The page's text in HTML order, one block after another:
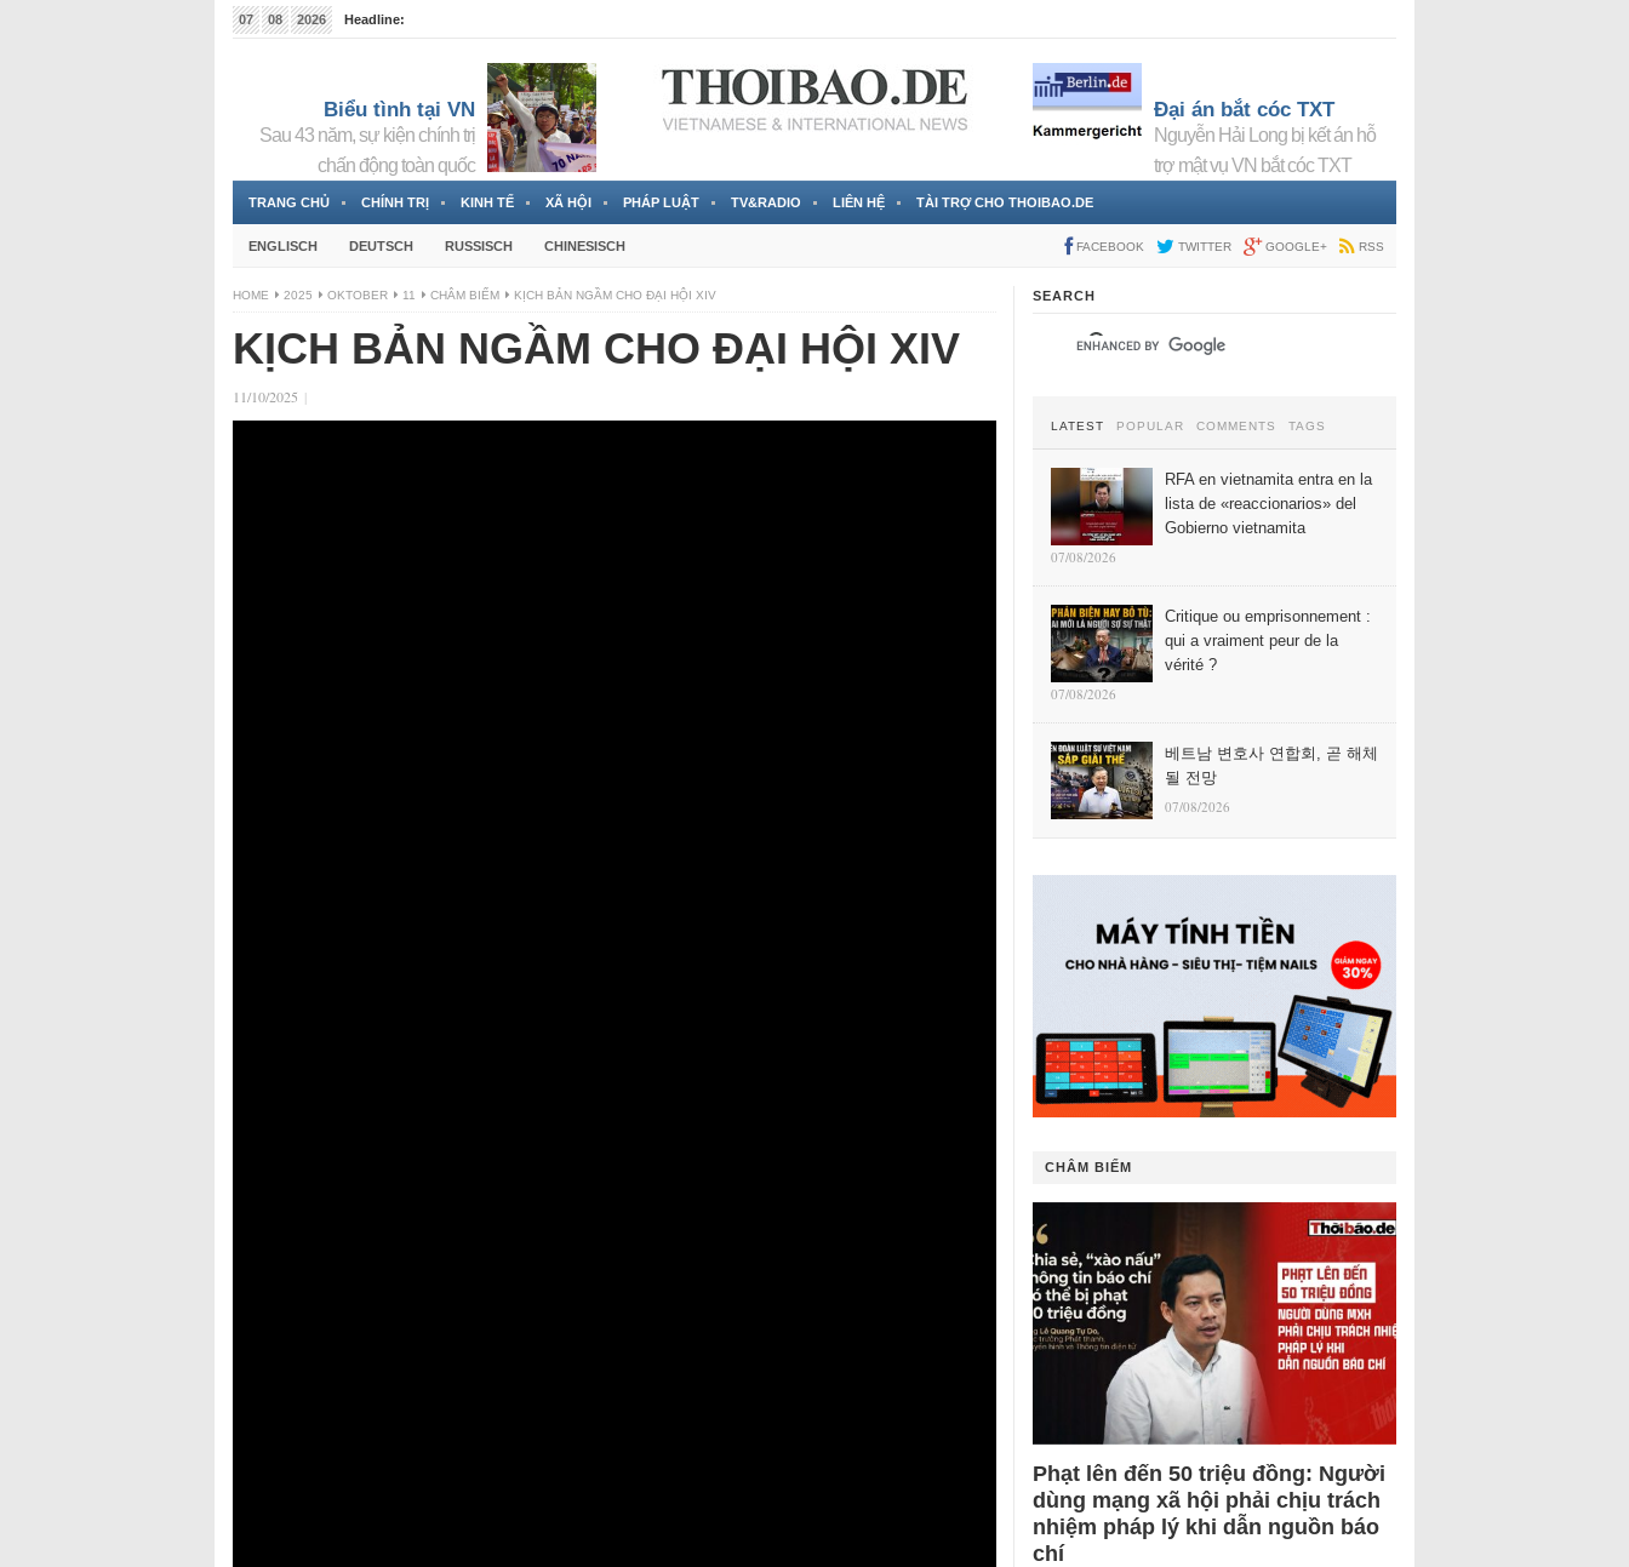
07 08 2026
Headline:
Biểu tình tại VN
Sau 43 năm, sự kiện chính trị
chấn động toàn quốc
Đại án bắt cóc TXT
Nguyễn Hải Long bị kết án hỗ
trợ mật vụ VN bắt cóc TXT
TRANG CHỦ CHÍNH TRỊ KINH TẾ XÃ HỘI PHÁP LUẬT TV&RADIO LIÊN HỆ TÀI TRỢ CHO THOIBAO.DE
ENGLISCH DEUTSCH RUSSISCH CHINESISCH FACEBOOK TWITTER GOOGLE+ RSS
HOME 2025 OKTOBER 11 CHÂM BIẾM KỊCH BẢN NGẦM CHO ĐẠI HỘI XIV
KỊCH BẢN NGẦM CHO ĐẠI HỘI XIV
11/10/2025 |
SEARCH
LATEST POPULAR COMMENTS TAGS
RFA en vietnamita entra en la
lista de «reaccionarios» del
Gobierno vietnamita
07/08/2026
Critique ou emprisonnement :
qui a vraiment peur de la
vérité ?
07/08/2026
베트남 변호사 연합회, 곧 해체
될 전망
07/08/2026
CHÂM BIẾM
Phạt lên đến 50 triệu đồng: Người
dùng mạng xã hội phải chịu trách
nhiệm pháp lý khi dẫn nguồn báo
chí